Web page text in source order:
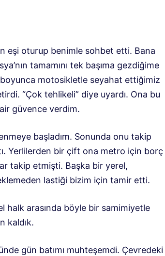
eşi oturup benimle sohbet etti. Bana
tamamını tek başıma gezdiğime
boyunca motosikletle seyahat ettiğimiz
“Çok tehlikeli” diye uyardı. Ona bu
güvence verdim.
başladım. Sonunda onu takip
Yerlilerden bir çift ona metro için borç
takip etmişti. Başka bir yerel,
lastiği bizim için tamir etti.
halk arasında böyle bir samimiyetle
kaldık.
gün batımı muhteşemdi. Çevredeki